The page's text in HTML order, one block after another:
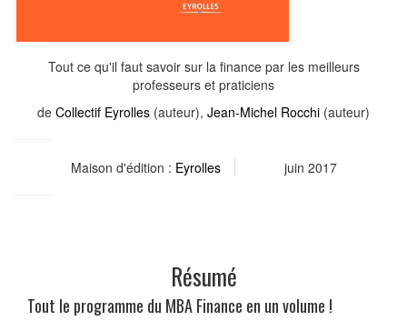
Tout ce qu'il faut savoir sur la finance par les meilleurs
professeurs et praticiens
de Collectif Eyrolles (auteur), Jean-Michel Rocchi (auteur)
Maison d'édition : Eyrolles juin 2017
Résumé
Tout le programme du MBA Finance en un volume !